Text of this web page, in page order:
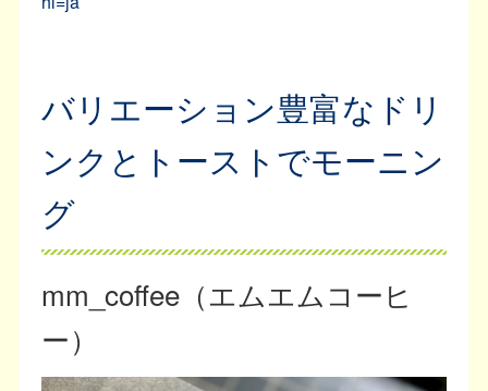
バリエーション豊富なドリ
ンクとトーストでモーニン
グ
mm_coffee（エムエムコーヒ
ー）